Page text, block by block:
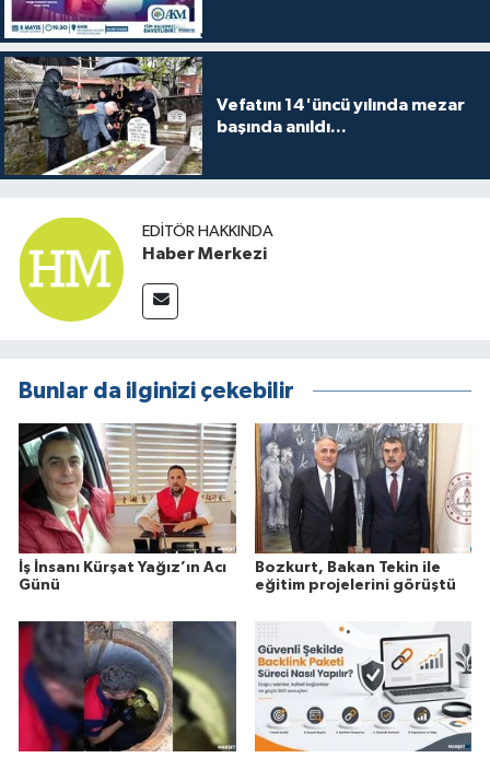
Vefatını 14'üncü yılında mezar
başında anıldı...
EDITÖR HAKKINDA
Haber Merkezi
Bunlar da ilginizi çekebilir
İş İnsanı Kürşat Yağız’ın Acı
Günü
Bozkurt, Bakan Tekin ile
eğitim projelerini görüştü